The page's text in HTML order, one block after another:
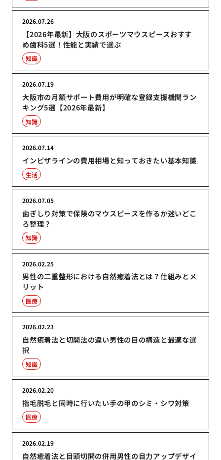
【2026年最新】大阪のスポーツマウスピースおすす
め歯科5選！性能と実績で選ぶ
2026.07.26
知識
大阪市の月額サポート費用が明確な登録支援機関ラン
キング5選【2026年最新】
2026.07.19
知識
インビザラインの費用相場と知っておきたい基本知識
2026.07.14
生活
歯ぎしり対策で保険のマウスピースを作るか迷いどこ
ろ整理？
2026.07.05
知識
男性の二重整形における自然癒着法とは？仕組みとメ
リット
2026.02.25
医療
自然癒着法と切開法の違い男性の目の構造と最適な選
択
2026.02.23
知識
指毛脱毛と同時に行いたい手の甲のシミ・シワ対策
2026.02.20
医療
自然癒着法と目頭切開の併用男性の目力アップデザイ
2026.02.19